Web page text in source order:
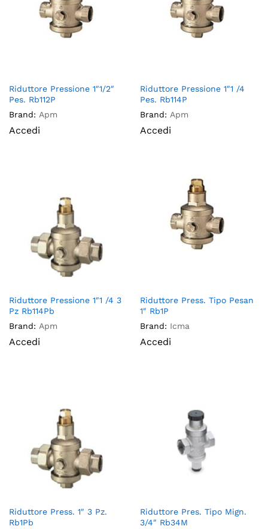
Riduttore Pressione 1″1/2″
Pes. Rb112P
Brand: Apm
Accedi
Riduttore Pressione 1″1 /4
Pes. Rb114P
Brand: Apm
Accedi
Riduttore Pressione 1″1 /4 3
Pz Rb114Pb
Brand: Apm
Accedi
Riduttore Press. Tipo Pesan
1″ Rb1P
Brand: Icma
Accedi
Riduttore Press. 1″ 3 Pz.
Rb1Pb
Riduttore Pres. Tipo Mign.
3/4″ Rb34M